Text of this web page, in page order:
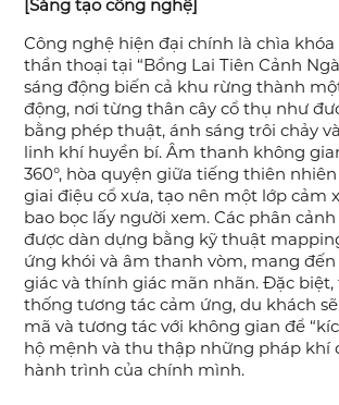
[Sáng tạo công nghệ]
Công nghệ hiện đại chính là chìa
thần thoại tại “Bồng Lai Tiên Cảnh
sáng động biến cả khu rừng thành
động, nơi từng thân cây cổ thụ như
bằng phép thuật, ánh sáng trôi chảy
linh khí huyền bí. Âm thanh không
360°, hòa quyện giữa tiếng thiên
giai điệu cổ xưa, tạo nên một lớp cảm
bao bọc lấy người xem. Các phân cảnh
được dàn dựng bằng kỹ thuật
ứng khói và âm thanh vòm, mang
giác và thính giác mãn nhãn. Đặc
thống tương tác cảm ứng, du khách
mã và tương tác với không gian để
hộ mệnh và thu thập những pháp khí
hành trình của chính mình.